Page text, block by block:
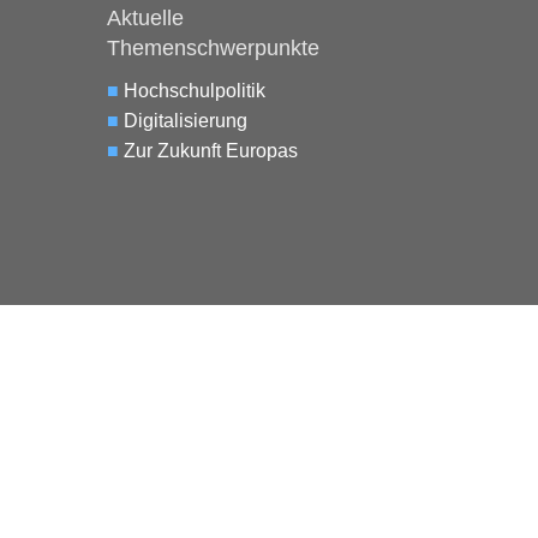
Aktuelle
Themenschwerpunkte
■ Hochschulpolitik
■ Digitalisierung
■ Zur Zukunft Europas